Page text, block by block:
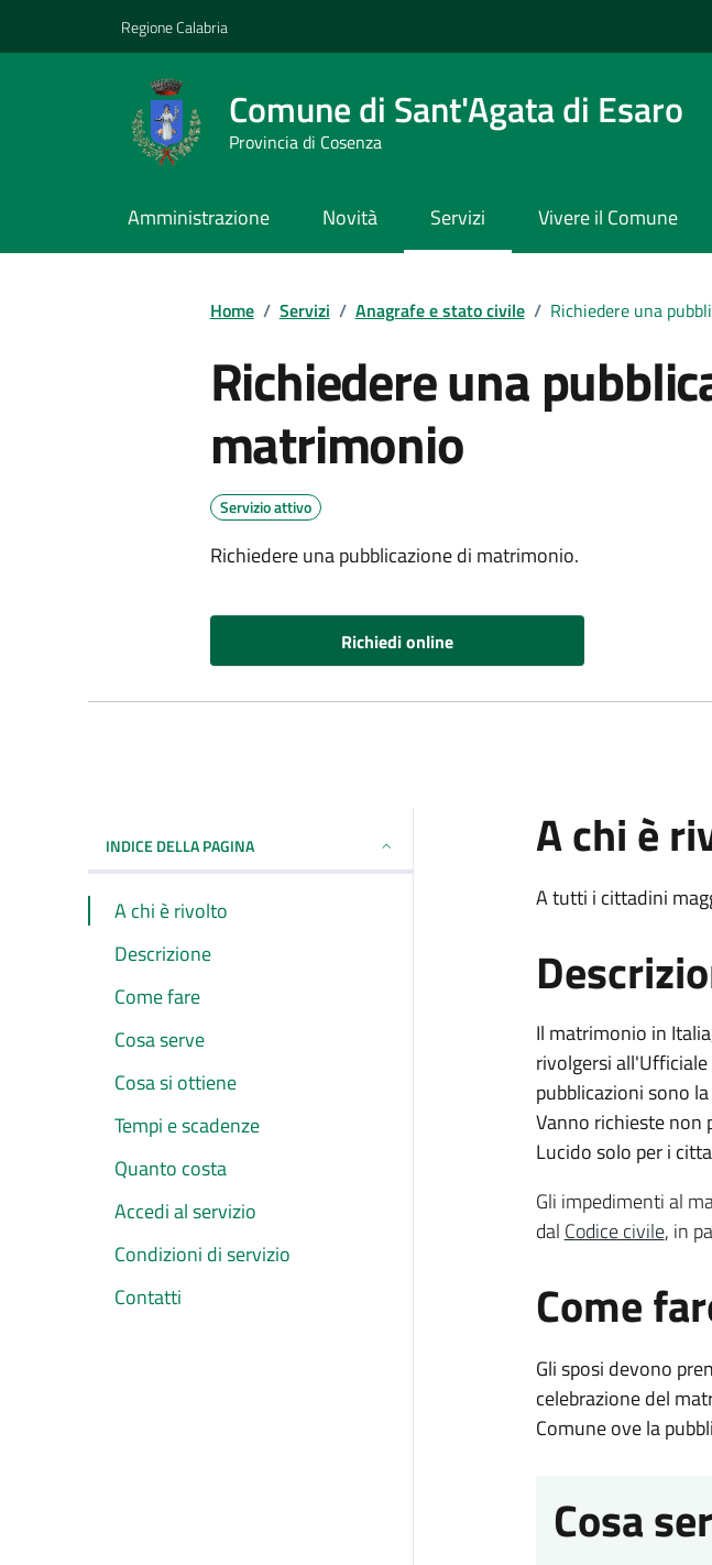
Regione Calabria
Comune di Sant'Agata di Esaro
Provincia di Cosenza
Amministrazione Novità Servizi Vivere il Comune
Home / Servizi / Anagrafe e stato civile / Richiedere una
Richiedere una
matrimonio
Servizio attivo
Richiedere una pubblicazione di matrimonio.
Richiedi online
INDICE DELLA PAGINA
A chi è rivolto
Descrizione
Come fare
Cosa serve
Cosa si ottiene
Tempi e scadenze
Quanto costa
Accedi al servizio
Condizioni di servizio
Contatti
A chi è
A tutti i cittadini
Il matrimonio in
rivolgersi
pubblicazioni sono
Vanno richieste non
Lucido solo per i
Gli impedimenti al
dal Codice civile, in
Come
Gli sposi devono
celebrazione del
Comune ove la
Cosa